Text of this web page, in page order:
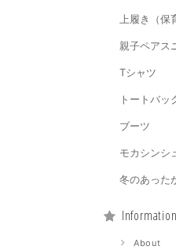
上履き（保
親子ペアス
Tシャツ
トートバッ
ブーツ
モカシンシ
冬のあった
Information
About